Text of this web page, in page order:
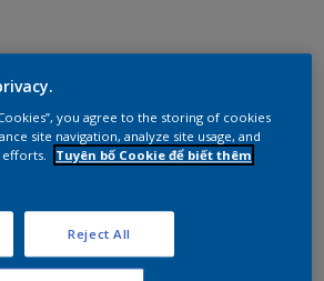
you agree to the storing of cookies
site navigation, analyze site usage, and
efforts.
Tuyên bố Cookie để biết thêm
Reject All